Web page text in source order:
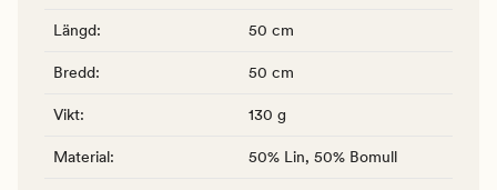
Längd: 50 cm
Bredd: 50 cm
Vikt: 130 g
Material: 50% Lin, 50% Bomull